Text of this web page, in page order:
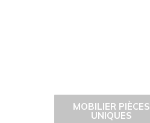
MOBILIER PIÈCES
UNIQUES